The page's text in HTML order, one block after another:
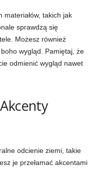
takich jak
sprawdzą się
Możesz również
wygląd. Pamiętaj, że
odmienić wygląd nawet
odcienie ziemi, takie
je przełamać akcentami